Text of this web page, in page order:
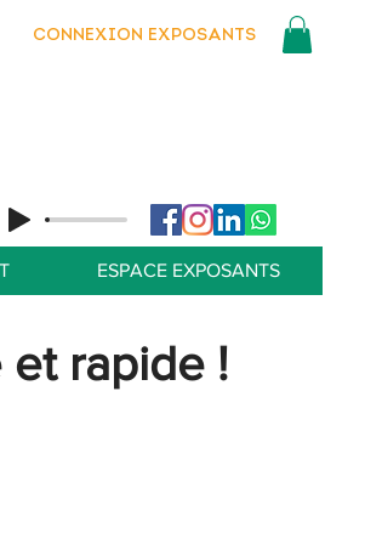
CONNEXION EXPOSANTS
ESPACE EXPOSANTS
et rapide !